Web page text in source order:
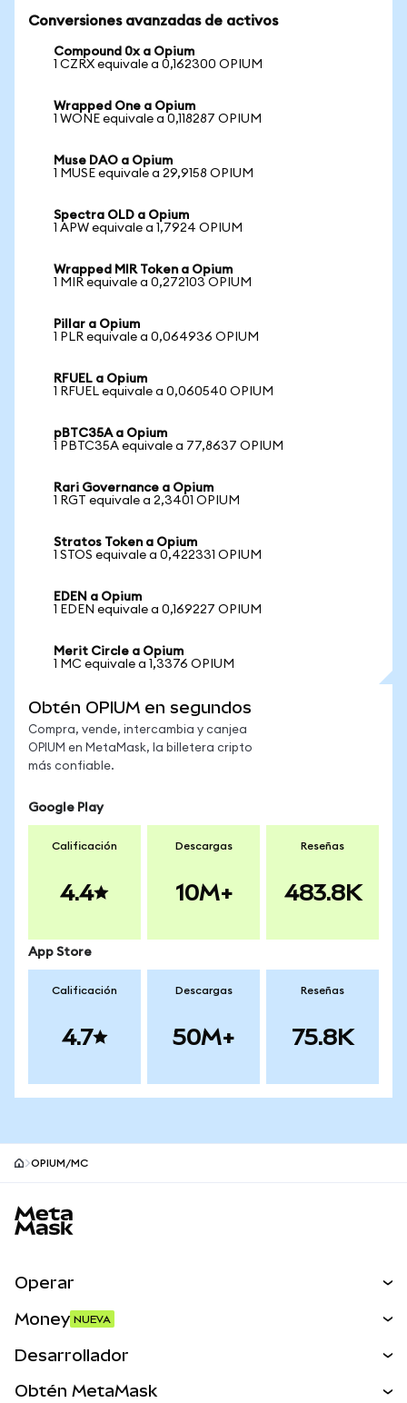
Conversiones avanzadas de activos
Compound 0x a Opium
1 CZRX equivale a 0,162300 OPIUM
Wrapped One a Opium
1 WONE equivale a 0,118287 OPIUM
Muse DAO a Opium
1 MUSE equivale a 29,9158 OPIUM
Spectra OLD a Opium
1 APW equivale a 1,7924 OPIUM
Wrapped MIR Token a Opium
1 MIR equivale a 0,272103 OPIUM
Pillar a Opium
1 PLR equivale a 0,064936 OPIUM
RFUEL a Opium
1 RFUEL equivale a 0,060540 OPIUM
pBTC35A a Opium
1 PBTC35A equivale a 77,8637 OPIUM
Rari Governance a Opium
1 RGT equivale a 2,3401 OPIUM
Stratos Token a Opium
1 STOS equivale a 0,422331 OPIUM
EDEN a Opium
1 EDEN equivale a 0,169227 OPIUM
Merit Circle a Opium
1 MC equivale a 1,3376 OPIUM
Obtén OPIUM en segundos
Compra, vende, intercambia y canjea
OPIUM en MetaMask, la billetera cripto
más confiable.
Google Play
Calificación
4.4
Descargas
10M+
Reseñas
483.8K
App Store
Calificación
4.7
Descargas
50M+
Reseñas
75.8K
OPIUM/MC
Operar
Activos del mundo real
Money NUEVA
Desarrollador
Obtén MetaMask